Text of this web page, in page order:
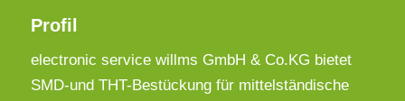
Profil
electronic service willms GmbH & Co.KG bietet
SMD-und THT-Bestückung für mittelständische